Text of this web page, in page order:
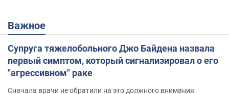
Важное
Супруга тяжелобольного Джо Байдена назвала
первый симптом, который сигнализировал о его
"агрессивном" раке
Сначала врачи не обратили на это должного внимания